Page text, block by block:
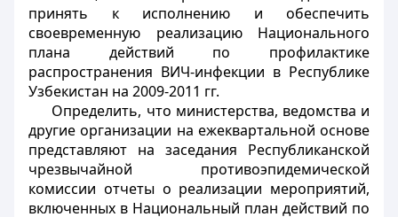
принять к исполнению и обеспечить
своевременную реализацию Национального
плана действий по профилактике
распространения ВИЧ-инфекции в Республике
Узбекистан на 2009-2011 гг.
Определить, что министерства, ведомства и
другие организации на ежеквартальной основе
представляют на заседания Республиканской
чрезвычайной противоэпидемической
комиссии отчеты о реализации мероприятий,
включенных в Национальный план действий по